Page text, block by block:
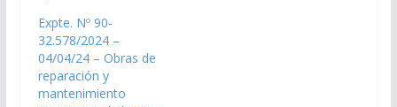
Nacional y ante la 5°
Jefatura de Distrito
(Salta), para la
instalación y puesta en
funcionamiento de
Expte. Nº 90-
32.578/2024 –
04/04/24 – Obras de
reparación y
mantenimiento